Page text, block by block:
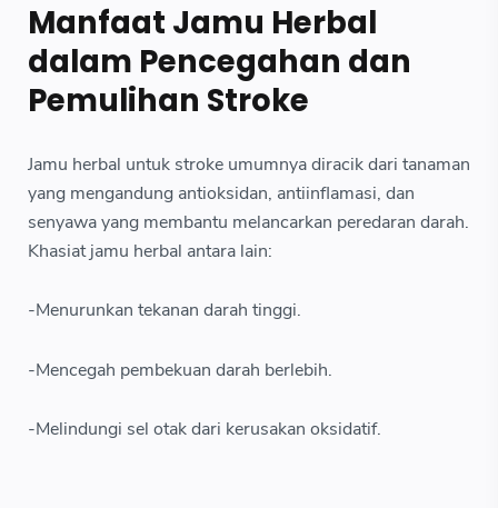
Manfaat Jamu Herbal
dalam Pencegahan dan
Pemulihan Stroke
Jamu herbal untuk stroke umumnya diracik dari tanaman
yang mengandung antioksidan, antiinflamasi, dan
senyawa yang membantu melancarkan peredaran darah.
Khasiat jamu herbal antara lain:
-Menurunkan tekanan darah tinggi.
-Mencegah pembekuan darah berlebih.
-Melindungi sel otak dari kerusakan oksidatif.